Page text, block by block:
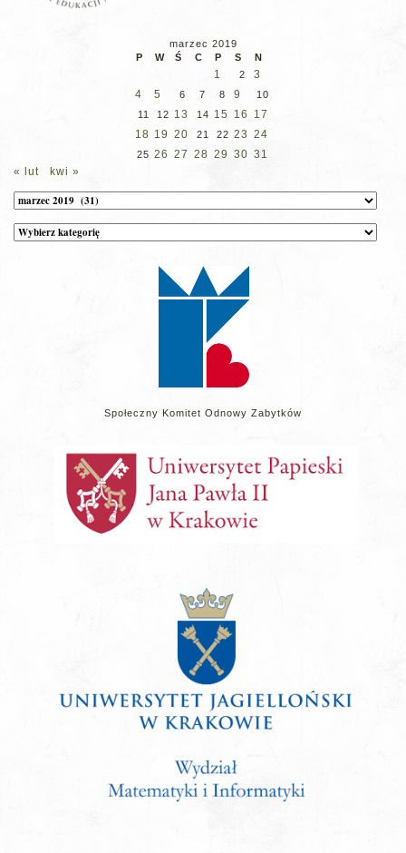
marzec 2019
P
W Ś C P S N
1 2
3
4
5 6 7 8 9
10
11
12 13 14 15 16
17
18 19 20 21 22 23 24
25 26 27 28 29 30 31
« lut
kwi »
Archiwum
Kategorie
wpisów
Społeczny Komitet Odnowy Zabytków